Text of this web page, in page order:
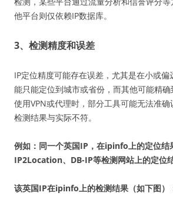
他平台则仅依赖IP数据库。
3、检测精度和误差
IP定位精度可能存在误差，尤其是在小或
能只能定位到城市或省份，而其他可能精确
使用VPN或代理时，部分工具可能无法准
检测结果与实际不符。
例如：同一个英国IP，在ipinfo上的定位结
IP2Location、DB-IP等检测网站上的定位
该英国IP在ipinfo上的检测结果（如下图）